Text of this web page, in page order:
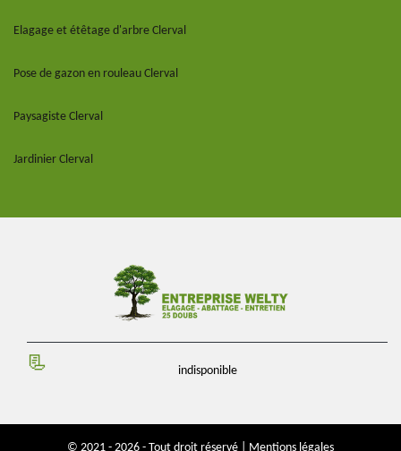
Elagage et étêtage d'arbre Clerval
Pose de gazon en rouleau Clerval
Paysagiste Clerval
Jardinier Clerval
indisponible
© 2021 - 2026 - Tout droit réservé | Mentions légales